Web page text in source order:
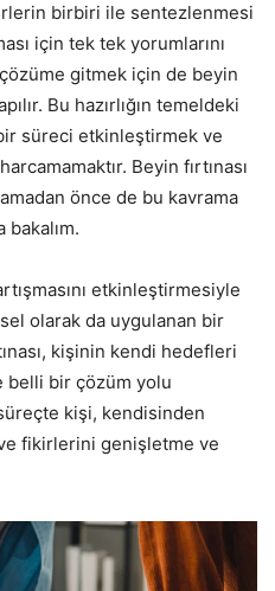
birbiri ile sentezlenmesi
için tek tek yorumlarını
gitmek için de beyin
Bu hazırlığın temeldeki
süreci etkinleştirmek ve
Beyin fırtınası
önce de bu kavrama
etkinleştirmesiyle
olarak da uygulanan bir
kişinin kendi hedefleri
belli bir çözüm yolu
kişi, kendisinden
ve fikirlerini genişletme ve